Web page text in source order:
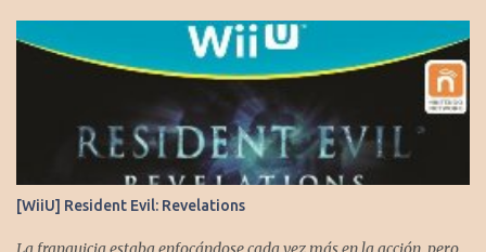
[WiiU] Resident Evil: Revelations